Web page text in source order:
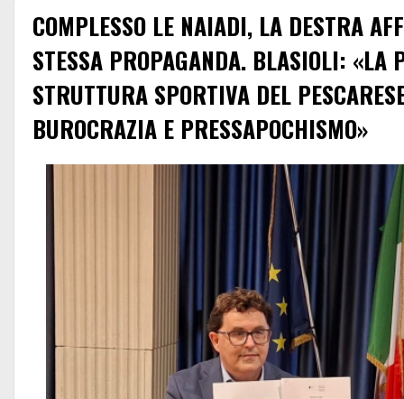
COMPLESSO LE NAIADI, LA DESTRA
STESSA PROPAGANDA. BLASIOLI: «LA
STRUTTURA SPORTIVA DEL
BUROCRAZIA E PRESSAPOCHISMO»